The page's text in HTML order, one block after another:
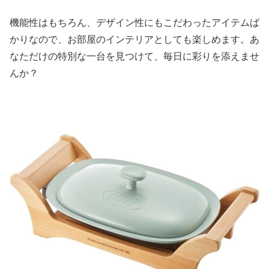
機能性はもちろん、デザイン性にもこだわったアイテムば
かりなので、お部屋のインテリアとしても楽しめます。あ
なただけの特別な一台を見つけて、毎日に彩りを添えませ
んか？